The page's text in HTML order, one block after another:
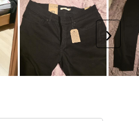
l'article.
Cette
action
ouvrira
le
formulaire
de
l'article.
Cette
formulaire
l'article.
Cette
action
ouvrira